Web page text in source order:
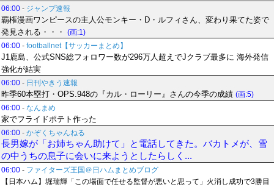
06:00 - ジャンプ速報
覇権漫画ワンピースの主人公モンキー・D・ルフィさん、変わり果てた姿で
発見される・・・
(画:1)
06:00 - footballnet【サッカーまとめ】
J1鹿島、公式SNS総フォロワー数が296万人超えでJクラブ最多に 海外発信
強化が結実
06:00 - 日刊やきう速報
昨季60本塁打・OPS.948の『カル・ローリー』さんの今季の成績 (画:5)
06:00 - なんまめ
家でフライドポテト作った
06:00 - かぞくちゃんねる
長男嫁が「お姉ちゃん助けて」と電話してきた。バカトメが、雪
の中うちの息子に会いに来ようとしたらしく...
06:00 - ファイターズ王国＠日ハムまとめブログ
【日本ハム】堀瑞輝「この場面で任せる監督が悪いと思って」火消し成功で3勝目